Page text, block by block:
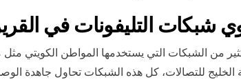
شبكات التليفونات في ال
من الشبكات التي يستخدمها المواطن الكويتي
الخليج للتصالات، كل هذه الشبكات تحاول جاهدة